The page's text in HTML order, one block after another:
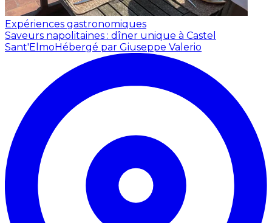
Expériences gastronomiques
Saveurs napolitaines : dîner unique à Castel
Sant'Elmo Hébergé par Giuseppe Valerio